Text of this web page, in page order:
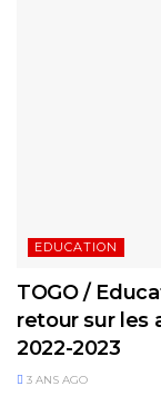
EDUCATION
TOGO /
retour sur les
2022-2023
3 ANS AGO